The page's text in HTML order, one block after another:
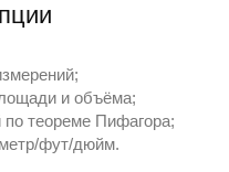
и объёма;
по теореме Пифагора;
фут/дюйм.